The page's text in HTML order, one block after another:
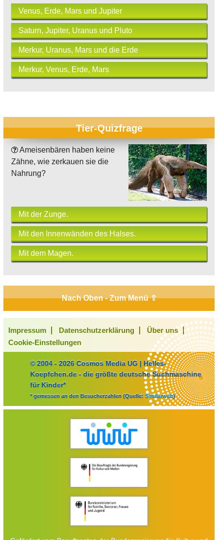
Venus, Erde, Mars und Jupiter
Saturn, Jupiter, Uranus und Pluto
Merkur, Uranus, Mars und die Erde
Merkur, Venus, Erde, Mars
Tier-Quizfrage
Ameisenbären haben keine
Zähne, wie zerkauen sie die
Nahrung?
Mit der Zunge.
Mit den Innenwänden des Halses.
Mit dem Magen.
Nach Oben - Zum Menü ⇧
Impressum Datenschutzerklärung
Über uns
Cookie-Einstellungen
© 2004 - 2026 Cosmos Media UG | Helles-
Koepfchen.de - die größte deutsche Suchmaschine
für Kinder*
* gemessen an den Besucherzahlen (Quelle: Similarweb)